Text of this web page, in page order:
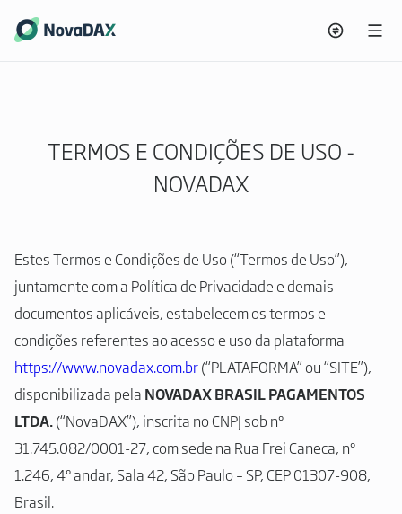
TERMOS E CONDIÇÕES DE USO -
NOVADAX
Estes Termos e Condições de Uso (“Termos de Uso”),
juntamente com a Política de Privacidade e demais
documentos aplicáveis, estabelecem os termos e
condições referentes ao acesso e uso da plataforma
https://www.novadax.com.br(“PLATAFORMA” ou “SITE”),
disponibilizada pela NOVADAX BRASIL PAGAMENTOS
LTDA.(“NovaDAX”), inscrita no CNPJ sob nº
31.745.082/0001-27, com sede na Rua Frei Caneca, nº
1.246, 4º andar, Sala 42, São Paulo – SP, CEP 01307-908,
Brasil.